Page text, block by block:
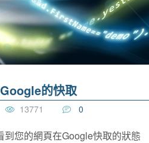
的快取
13771 0
到您的網頁在Google快取的狀態